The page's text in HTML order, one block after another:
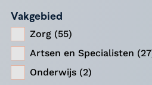
Vakgebied
Zorg (55)
Artsen en Specialisten
Onderwijs (2)